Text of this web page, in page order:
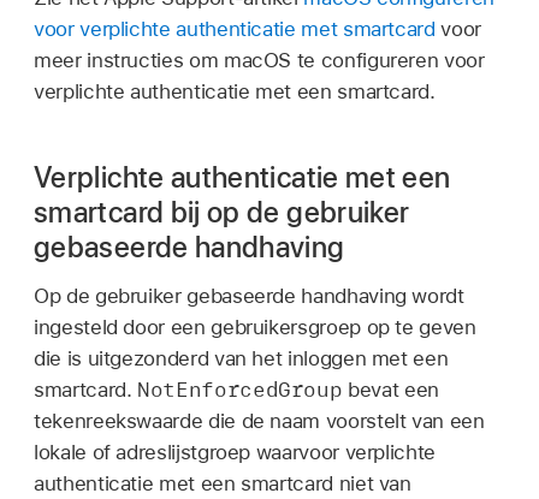
voor verplichte authenticatie met smartcard voor
meer instructies om macOS te configureren voor
verplichte authenticatie met een smartcard.
Verplichte authenticatie met een
smartcard bij op de gebruiker
gebaseerde handhaving
Op de gebruiker gebaseerde handhaving wordt
ingesteld door een gebruikersgroep op te geven
die is uitgezonderd van het inloggen met een
smartcard. NotEnforcedGroup bevat een
tekenreekswaarde die de naam voorstelt van een
lokale of adreslijstgroep waarvoor verplichte
authenticatie met een smartcard niet van